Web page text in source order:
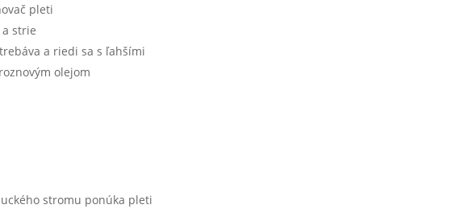
pleti
strie
a riedi sa s ľahšími
olejom
stromu ponúka pleti